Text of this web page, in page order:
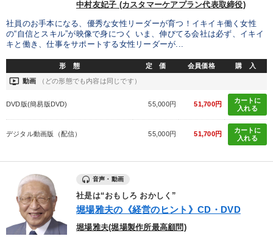
キーワード
ビジネスモデル 松下幸之助
しいただけます
カテゴリー
中村友妃子 (カスタマーケアプラン代表取締役)
社員のお手本になる、優秀な女性リーダーが育つ！イキイキ働く女性
の“自信とスキル”が映像で身につく いま、伸びてる会社は必ず、イキイ
キと働き、仕事をサポートする女性リーダーが...
形 態 定 価 会員価格 購 入
ondemand_video 動画 （どの形態でも内容は同じです）
DVD版(簡易版DVD) 55,000円 51,700円
カートに
入れる
デジタル動画版（配信） 55,000円 51,700円
カートに
入れる
音声・動画
社是は“おもしろ おかしく”
堀場雅夫の《経営のヒント》CD・DVD
堀場雅夫(堀場製作所最高顧問)